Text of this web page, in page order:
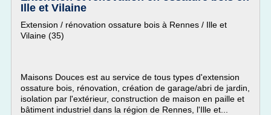
Ille et Vilaine
Extension / rénovation ossature bois à Rennes / Ille et
Vilaine (35)
Maisons Douces est au service de tous types d'extension
ossature bois, rénovation, création de garage/abri de jardin,
isolation par l'extérieur, construction de maison en paille et
bâtiment industriel dans la région de Rennes, l'Ille et...